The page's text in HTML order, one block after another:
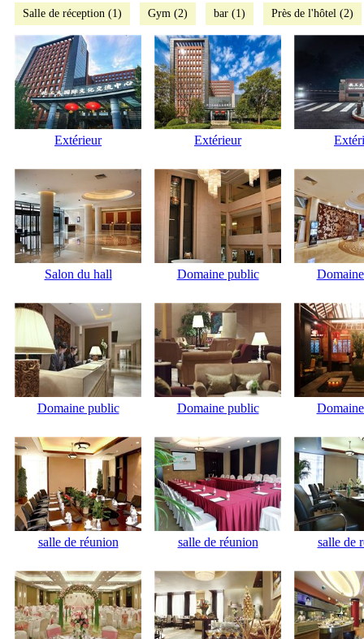
Salle de réception (1) Gym (2) bar (1) Près de l'hôtel (2)
Extérieur Extérieur
Salon du hall Domaine public
Domaine public Domaine public
salle de réunion salle de réunion salle de